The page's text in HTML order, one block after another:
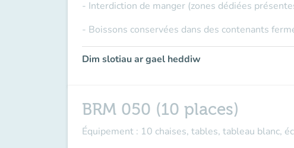
- Interdiction de manger (zones dédiées
- Boissons conservées dans des contenants
Dim slotiau ar gael heddiw
BRM 050 (10 places)
Équipement : 10 chaises, tables, tableau blanc,